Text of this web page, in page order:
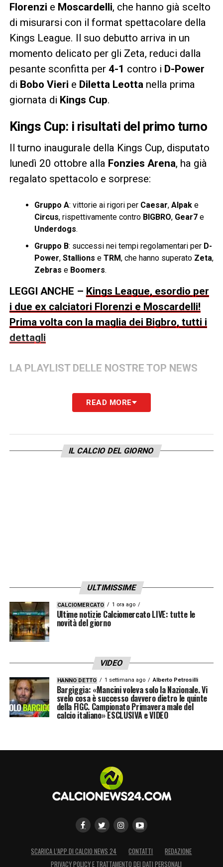
Florenzi e Moscardelli, che hanno già scelto
di misurarsi con il format spettacolare della
Kings League. Il suo debutto arriva in un
momento delicato per gli Zeta, reduci dalla
pesante sconfitta per 4-1 contro i D-Power
di Bobo Vieri e Diletta Leotta nella prima
giornata di Kings Cup.
Kings Cup: i risultati del primo turno
Il turno inaugurale della Kings Cup, disputato
lunedì 20 ottobre alla Fonzies Arena, ha già
regalato spettacolo e sorprese:
Gruppo A: vittorie ai rigori per Caesar, Alpake
Circus, rispettivamente contro BIGBRO, Gear7e
Underdogs.
Gruppo B: successi nei tempi regolamentari per D-
Power, Stallions e TRM, che hanno superato Zeta,
Zebras e Boomers.
LEGGI ANCHE – Kings League, esordio per
i due ex calciatori Florenzi e Moscardelli!
Prima volta con la maglia dei Bigbro, tutti i
dettagli
LA PLAYLIST DELLE NOSTRE TOP NEWS
READ MORE
IL CALCIO DEL GIORNO
ULTIMISSIME
CALCIOMERCATO 1 ora ago
Ultime notizie Calciomercato LIVE: tutte le
novità del giorno
VIDEO
HANNO DETTO 1 settimana ago Alberto Petrosilli
Bargiggia: «Mancini voleva solo la Nazionale. Vi
svelo cosa è successo davvero dietro le quinte
della FIGC. Campionato Primavera male del
calcio italiano» ESCLUSIVA e VIDEO
SCARICA L’APP DI CALCIO NEWS 24 CONTATTI
REDAZIONE
PRIVACY POLICY E TRATTAMENTO DEI DATI PERSONALI